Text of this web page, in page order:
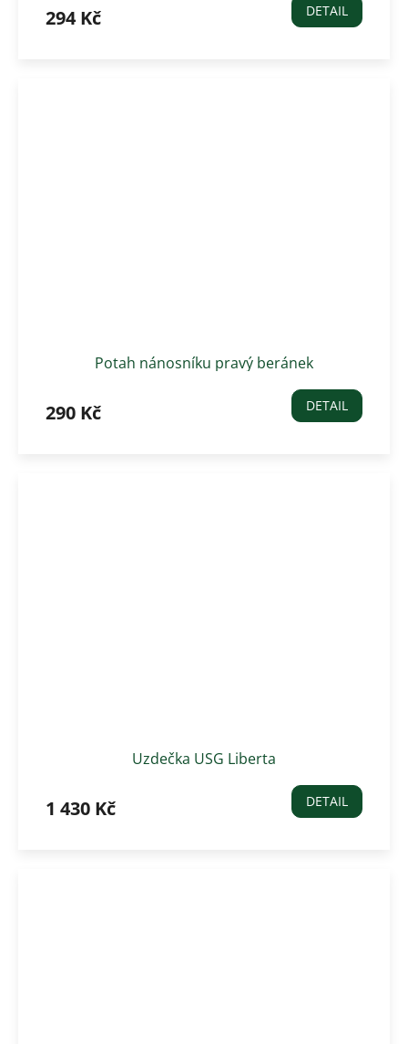
294 Kč DETAIL
Potah nánosníku pravý beránek
290 Kč DETAIL
Uzdečka USG Liberta
1 430 Kč DETAIL